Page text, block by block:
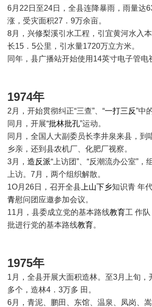
6月22日至24日，全县连降暴雨，雨量达
涨，受灾面积27．9万余亩。
8月，兴修梨溪引水工程，引宜黄河水入
长15．5公里，引水量1720万立方米。
同年，县广播站开始使用14英寸电子管电
1974年
2月，开始贯彻纠正“三查”、“一打三反”中
同月，开展“批林批孔”运动。
同月，全国人大副委员长李井泉来县，到
乡亲，还到县农机厂、化肥厂视察。
3月， 造反派“上访团”、“反潮流办公室”，
上访。7月，两个组织解散。
1O月26日，召开全县 上山下乡知识青 年
青慰问团应邀参加会议。
11月，县委成立党的基本路线教育工 作
批进行党的基本路线教育。
1975年
1月，全县开展大面积造林。至3月上旬，
多个，造林4．3万多 田。
6月，青泥、鹏田、东馆、温泉、凤岗、